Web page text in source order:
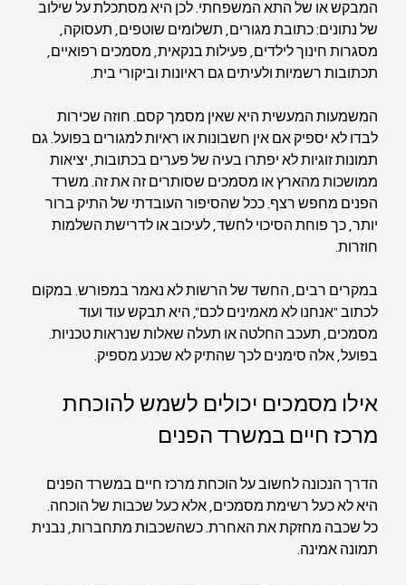
המבקש או של התא המשפחתי. לכן היא מסתכלת על שילוב
של נתונים: כתובת מגורים, תשלומים שוטפים, תעסוקה,
מסגרות חינוך לילדים, פעילות בנקאית, מסמכים רפואיים,
תכתובות רשמיות ולעיתים גם ראיונות וביקורי בית.
המשמעות המעשית היא שאין מסמך קסם. חוזה שכירות
לבדו לא יספיק אם אין חשבונות או ראיות למגורים בפועל. גם
תמונות זוגיות לא יפתרו בעיה של פערים בכתובות, יציאות
ממושכות מהארץ או מסמכים שסותרים זה את זה. משרד
הפנים מחפש רצף. ככל שהסיפור העובדתי של התיק ברור
יותר, כך פוחת הסיכוי לחשד, לעיכוב או לדרישת השלמות
חוזרות.
במקרים רבים, החשד של הרשות לא נאמר במפורש. במקום
לכתוב "אנחנו לא מאמינים לכם", היא תבקש עוד ועוד
מסמכים, תעכב החלטה או תעלה שאלות שנראות טכניות.
בפועל, אלה סימנים לכך שהתיק לא שכנע מספיק.
אילו מסמכים יכולים לשמש להוכחת
מרכז חיים במשרד הפנים
הדרך הנכונה לחשוב על הוכחת מרכז חיים במשרד הפנים
היא לא כעל רשימת מסמכים, אלא כעל שכבות של הוכחה.
כל שכבה מחזקת את האחרת. כשהשכבות מתחברות, נבנית
תמונה אמינה.